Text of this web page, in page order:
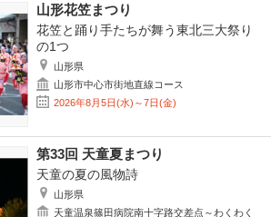
山形花笠まつり
花笠と踊り手たちが舞う東北三大祭り
の1つ
山形県
山形市中心市街地直線コース
2026年8月5日(水)～7日(金)
第33回 天童夏まつり
天童の夏の風物詩
山形県
天童温泉篠田病院南十字路交差点～わくわく